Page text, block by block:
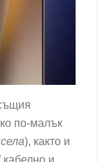
по-малък
), както и
кабелно и